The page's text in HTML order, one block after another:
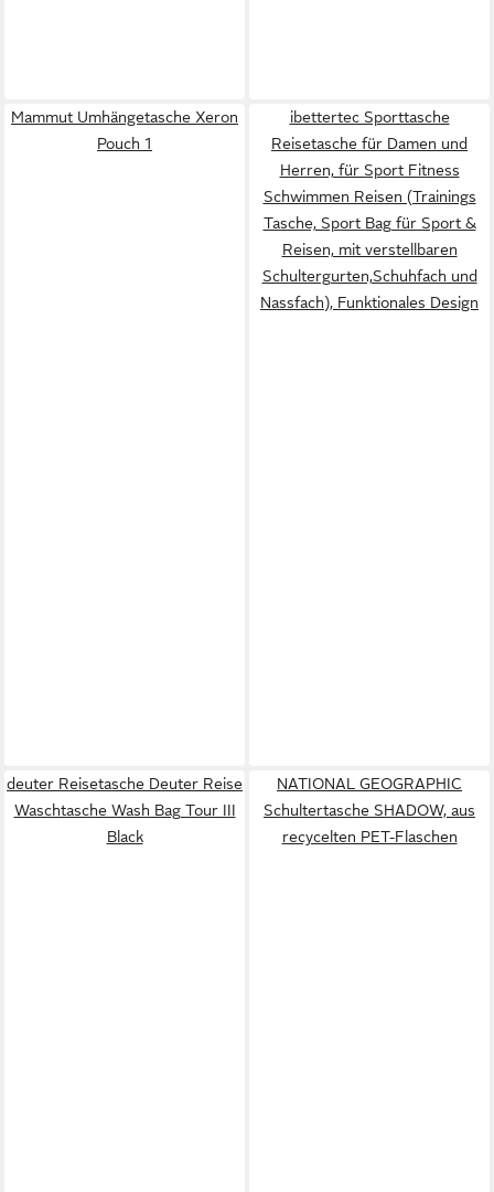
Mammut Umhängetasche Xeron
Pouch 1
ibettertec Sporttasche
Reisetasche für Damen und
Herren, für Sport Fitness
Schwimmen Reisen (Trainings
Tasche, Sport Bag für Sport &
Reisen, mit verstellbaren
Schultergurten,Schuhfach und
Nassfach), Funktionales Design
deuter Reisetasche Deuter Reise
Waschtasche Wash Bag Tour III
Black
NATIONAL GEOGRAPHIC
Schultertasche SHADOW, aus
recycelten PET-Flaschen